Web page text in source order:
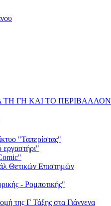
ΤΗ ΓΗ ΚΑΙ ΤΟ ΠΕΡΙΒΑΛΛΟΝ
"Ταπερίστας"
Θετικών Επιστημών
- Ρομποτικής"
της Γ Τάξης στα Γιάννενα